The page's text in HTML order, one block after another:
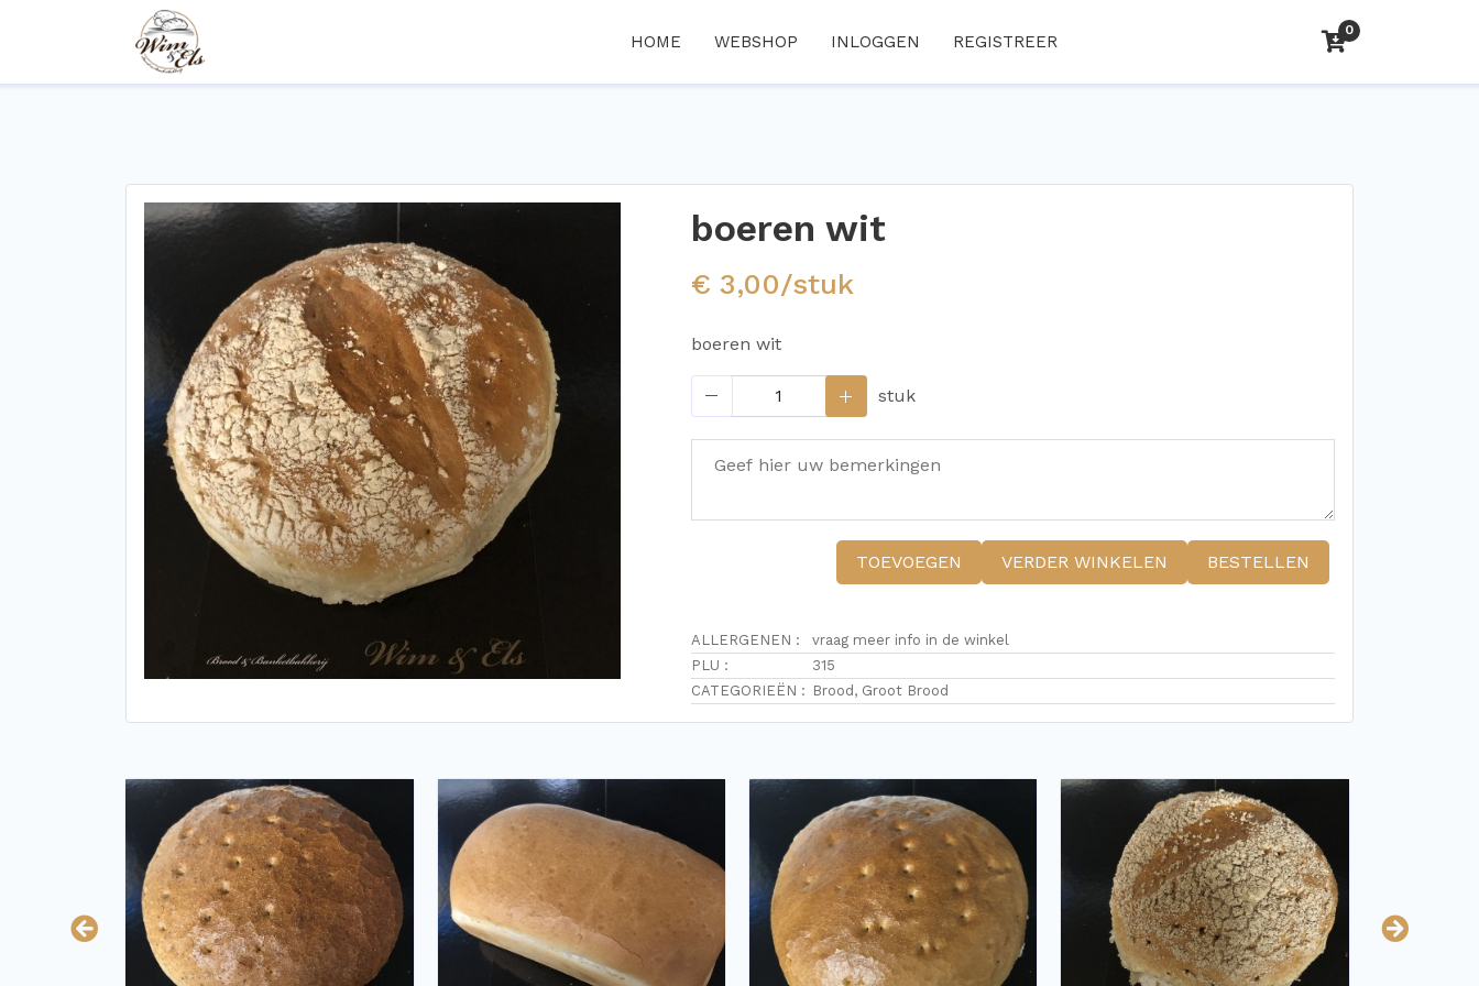
HOME WEBSHOP INLOGGEN REGISTREER
0
boeren wit
€ 3,00/stuk
boeren wit
stuk
TOEVOEGEN VERDER WINKELEN BESTELLEN
ALLERGENEN :
vraag meer info in de winkel
PLU :
315
CATEGORIEËN : Brood , Groot Brood